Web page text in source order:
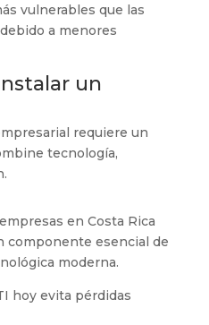
vulnerables que las
a menores
un
requiere un
tecnología,
en Costa Rica
componente esencial de
moderna.
hoy evita pérdidas